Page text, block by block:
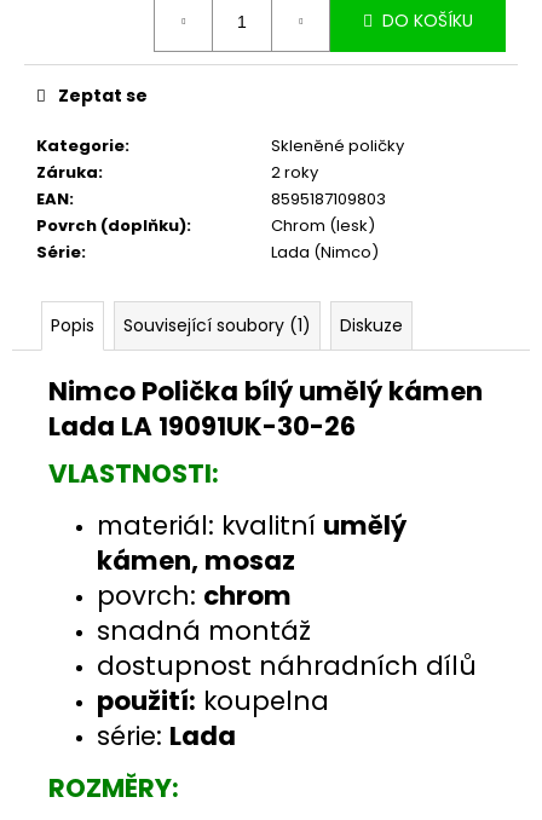
DO KOŠÍKU
Kategorie:
Skleněné poličky
Záruka:
2 roky
EAN:
8595187109803
Povrch (doplňku):
Chrom (lesk)
Série: Lada (Nimco)
Zeptat se
Popis Související soubory (1) Diskuze
Nimco Polička bílý umělý kámen
Lada LA 19091UK-30-26
VLASTNOSTI:
materiál: kvalitní umělý
kámen, mosaz
povrch: chrom
snadná montáž
dostupnost náhradních dílů
použití: koupelna
série: Lada
ROZMĚRY: